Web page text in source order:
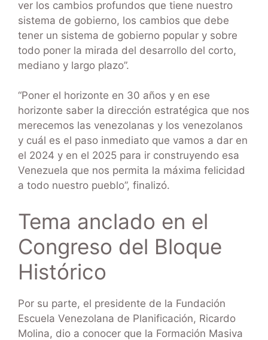
ver los cambios profundos que tiene nuestro
sistema de gobierno, los cambios que debe
tener un sistema de gobierno popular y sobre
todo poner la mirada del desarrollo del corto,
mediano y largo plazo”.
“Poner el horizonte en 30 años y en ese
horizonte saber la dirección estratégica que nos
merecemos las venezolanas y los venezolanos
y cuál es el paso inmediato que vamos a dar en
el 2024 y en el 2025 para ir construyendo esa
Venezuela que nos permita la máxima felicidad
a todo nuestro pueblo”, finalizó.
Tema anclado en el
Congreso del Bloque
Histórico
Por su parte, el presidente de la Fundación
Escuela Venezolana de Planificación, Ricardo
Molina, dio a conocer que la Formación Masiva